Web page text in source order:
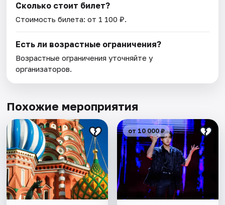
Сколько стоит билет?
Стоимость билета: от 1 100 ₽.
Есть ли возрастные ограничения?
Возрастные ограничения уточняйте у
организаторов.
Похожие мероприятия
от 10 000 ₽